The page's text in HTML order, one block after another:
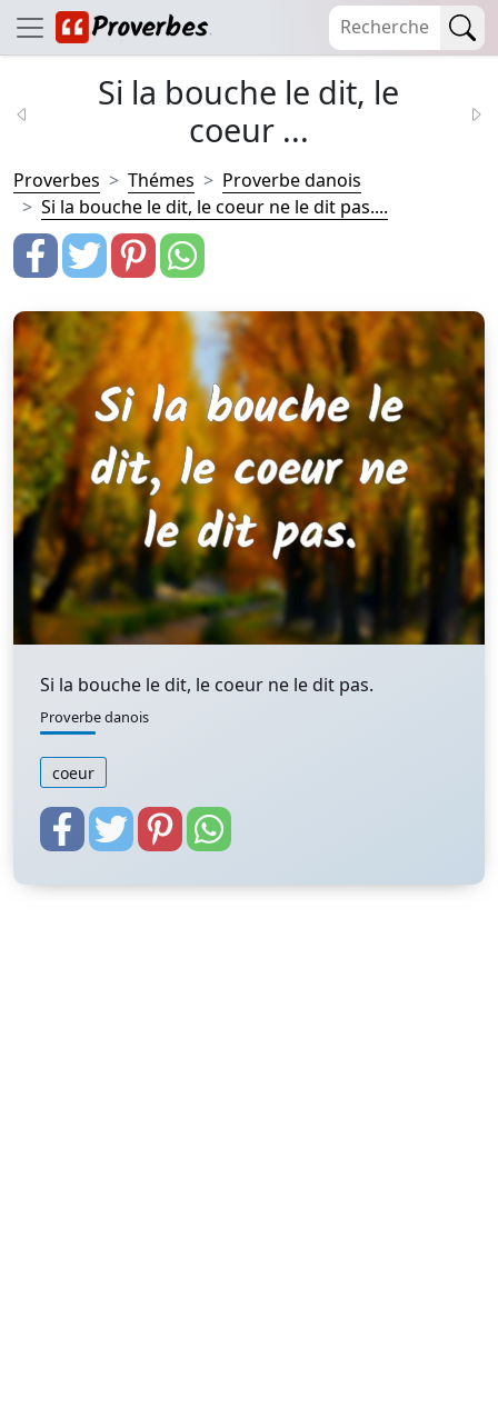
Si la bouche le dit, le
coeur ...
Proverbes Thémes
Proverbe danois
Si la bouche le dit, le coeur ne le dit pas....
Si la bouche le dit, le coeur ne le dit pas.
Proverbe danois
coeur